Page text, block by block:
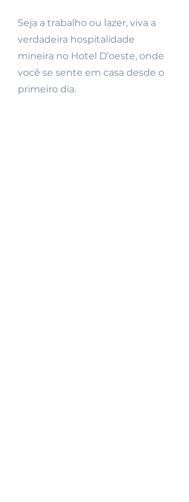
Seja a trabalho ou lazer, viva a
verdadeira hospitalidade
mineira no Hotel D’oeste, onde
você se sente em casa desde o
primeiro dia.